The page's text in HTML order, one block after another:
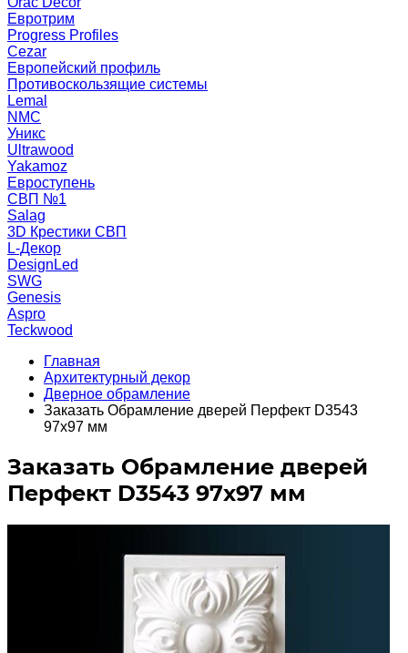
Евротрим
Progress Profiles
Cezar
Европейский профиль
Противоскользящие системы
Lemal
NMC
Уникс
Ultrawood
Yakamoz
Евроступень
СВП №1
Salag
3D Крестики СВП
L-Декор
DesignLed
SWG
Genesis
Aspro
Teckwood
Главная
Архитектурный декор
Дверное обрамление
Заказать Обрамление дверей Перфект D3543
97х97 мм
Заказать Обрамление дверей
Перфект D3543 97х97 мм